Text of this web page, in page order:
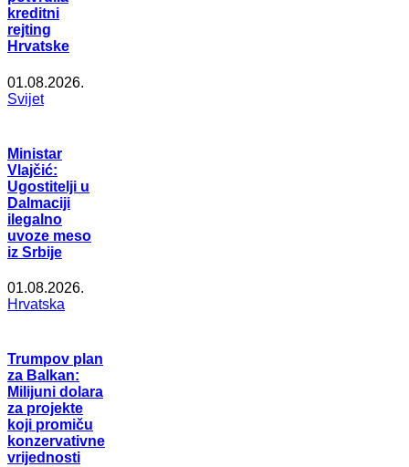
kreditni
rejting
Hrvatske
01.08.2026.
Svijet
Ministar
Vlajčić:
Ugostitelji u
Dalmaciji
ilegalno
uvoze meso
iz Srbije
01.08.2026.
Hrvatska
Trumpov plan
za Balkan:
Milijuni dolara
za projekte
koji promiču
konzervativne
vrijednosti